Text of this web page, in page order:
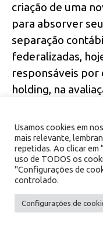
criação de uma
para absorver
separação
federalizadas,
responsáveis por
holding, na
discutida em
setor.
O diretor de
PRO, serviço de
Valor, que a
Usamos cookies em
mais relevante,
repetidas. Ao clicar em
uso de TODOS os
"Configurações de
controlado.
Configurações de